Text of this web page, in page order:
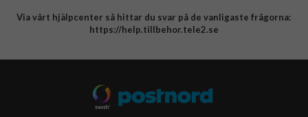
Integritetspolicy
Via vårt hjälpcenter så hittar du svar på de vanligaste frågorna:
https://help.tillbehor.tele2.se